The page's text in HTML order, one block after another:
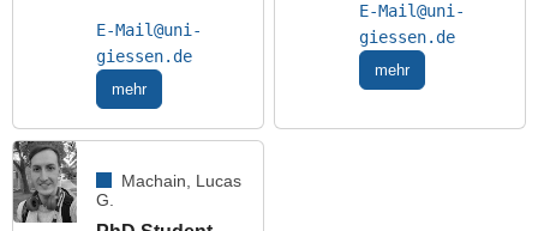
E-Mail
mehr
E-Mail
mehr
Machain, Lucas
G.